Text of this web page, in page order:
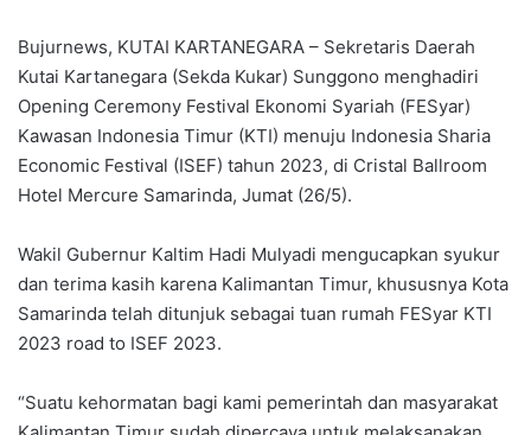
Bujurnews, KUTAI KARTANEGARA – Sekretaris Daerah
Kutai Kartanegara (Sekda Kukar) Sunggono menghadiri
Opening Ceremony Festival Ekonomi Syariah (FESyar)
Kawasan Indonesia Timur (KTI) menuju Indonesia Sharia
Economic Festival (ISEF) tahun 2023, di Cristal Ballroom
Hotel Mercure Samarinda, Jumat (26/5).
Wakil Gubernur Kaltim Hadi Mulyadi mengucapkan syukur
dan terima kasih karena Kalimantan Timur, khususnya Kota
Samarinda telah ditunjuk sebagai tuan rumah FESyar KTI
2023 road to ISEF 2023.
“Suatu kehormatan bagi kami pemerintah dan masyarakat